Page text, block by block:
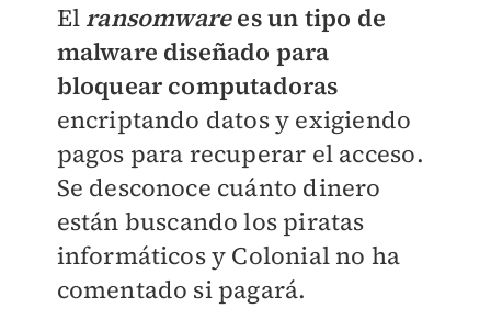
El ransomwarees un tipo de
malware diseñado para
bloquear computadoras
encriptando datos y exigiendo
pagos para recuperar el acceso.
Se desconoce cuánto dinero
están buscando los piratas
informáticos y Colonial no ha
comentado si pagará.